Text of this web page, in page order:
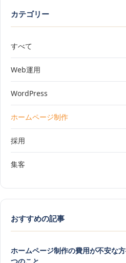
カテゴリー
すべて
Web運用
WordPress
ホームページ制作
採用
集客
おすすめの記事
ホームページ制作の費用が不安な
つのこと